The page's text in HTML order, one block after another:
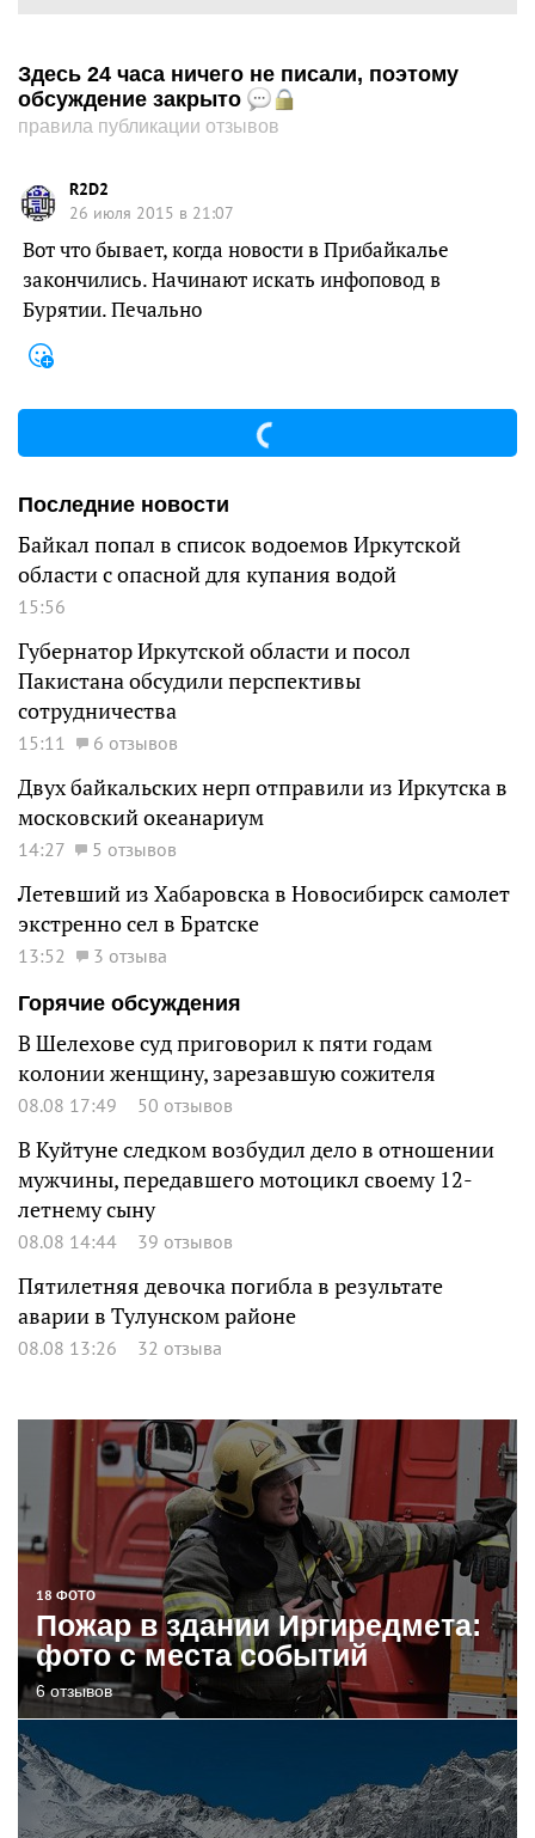
Здесь 24 часа ничего не писали, поэтому
обсуждение закрыто
правила публикации отзывов
R2D2
26 июля 2015 в 21:07
Вот что бывает, когда новости в Прибайкалье
закончились. Начинают искать инфоповод в
Бурятии. Печально
Последние новости
Байкал попал в список водоемов Иркутской
области с опасной для купания водой
15:56
Губернатор Иркутской области и посол
Пакистана обсудили перспективы
сотрудничества
15:11 6 отзывов
Двух байкальских нерп отправили из Иркутска в
московский океанариум
14:27 5 отзывов
Летевший из Хабаровска в Новосибирск самолет
экстренно сел в Братске
13:52
3 отзыва
Горячие обсуждения
В Шелехове суд приговорил к пяти годам
колонии женщину, зарезавшую сожителя
08.08 17:49 50 отзывов
В Куйтуне следком возбудил дело в отношении
мужчины, передавшего мотоцикл своему 12-
летнему сыну
08.08 14:44 39 отзывов
Пятилетняя девочка погибла в результате
аварии в Тулунском районе
08.08 13:26 32 отзыва
18 ФОТО
Пожар в здании Иргиредмета:
фото с места событий
6 отзывов